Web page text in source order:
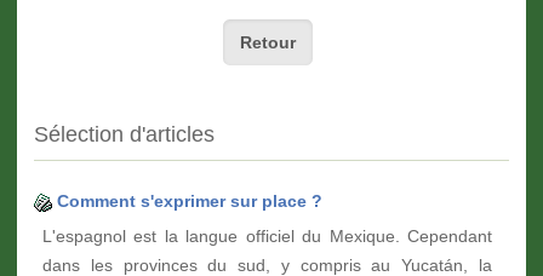
Retour
Sélection d'articles
Comment s'exprimer sur place ?
L'espagnol est la langue officiel du Mexique. Cependant
dans les provinces du sud, y compris au Yucatán, la